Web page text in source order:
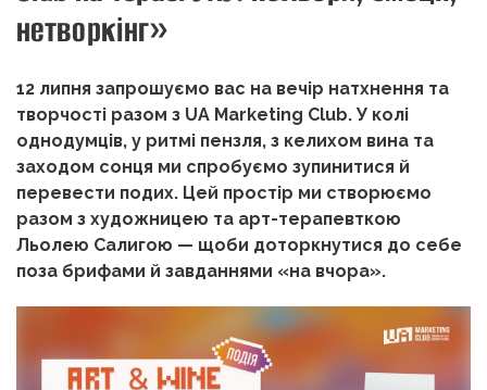
нетворкінг»
12 липня запрошуємо вас на вечір натхнення та
творчості разом з UA Marketing Club. У колі
однодумців, у ритмі пензля, з келихом вина та
заходом сонця ми спробуємо зупинитися й
перевести подих. Цей простір ми створюємо
разом з художницею та арт-терапевткою
Льолею Салигoю — щоби доторкнутися до себе
поза брифами й завданнями «на вчора».